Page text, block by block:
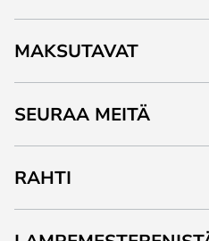
MAKSUTAVAT
SEURAA MEITÄ
RAHTI